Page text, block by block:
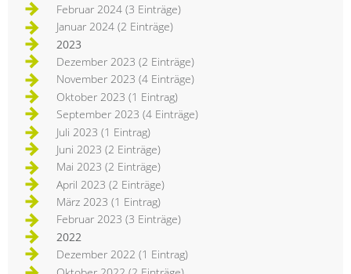
Februar 2024 (3 Einträge)
Januar 2024 (2 Einträge)
2023
Dezember 2023 (2 Einträge)
November 2023 (4 Einträge)
Oktober 2023 (1 Eintrag)
September 2023 (4 Einträge)
Juli 2023 (1 Eintrag)
Juni 2023 (2 Einträge)
Mai 2023 (2 Einträge)
April 2023 (2 Einträge)
März 2023 (1 Eintrag)
Februar 2023 (3 Einträge)
2022
Dezember 2022 (1 Eintrag)